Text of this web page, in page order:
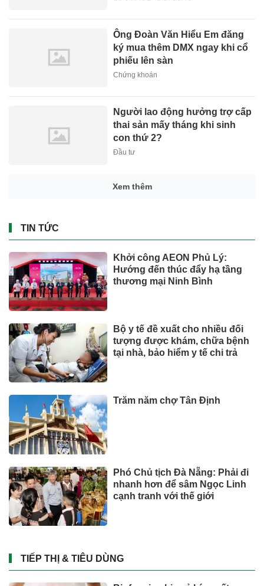
Ông Đoàn Văn Hiểu Em đăng
ký mua thêm DMX ngay khi cổ
phiếu lên sàn
Chứng khoán
Người lao động hưởng trợ cấp
thai sản mấy tháng khi sinh
con thứ 2?
Đầu tư
Xem thêm
TIN TỨC
Khởi công AEON Phủ Lý:
Hướng đến thúc đẩy hạ tầng
thương mại Ninh Bình
Bộ y tế đề xuất cho nhiều đối
tượng được khám, chữa bệnh
tại nhà, bảo hiểm y tế chi trả
Trăm năm chợ Tân Định
Phó Chủ tịch Đà Nẵng: Phải đi
nhanh hơn để sâm Ngọc Linh
cạnh tranh với thế giới
TIẾP THỊ & TIÊU DÙNG